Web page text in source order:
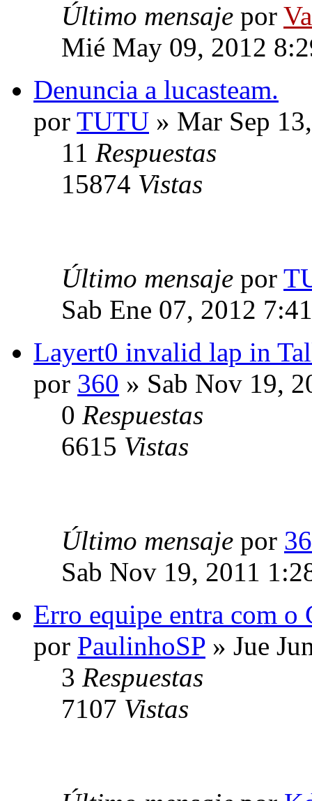
Último mensaje por
Mié May 09, 2012
Denuncia a lucasteam.
por TUTU » Mar Sep
11 Respuestas
15874 Vistas
Último mensaje por
Sab Ene 07, 2012
Layert0 invalid lap in
por 360 » Sab Nov 19,
0 Respuestas
6615 Vistas
Último mensaje por
Sab Nov 19, 2011
Erro equipe entra com
por PaulinhoSP » Jue
3 Respuestas
7107 Vistas